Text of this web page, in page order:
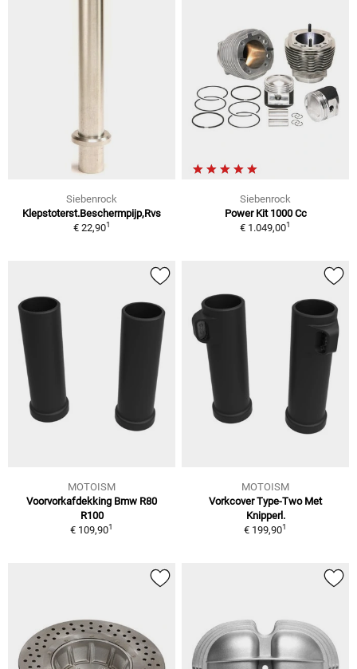
Siebenrock
Klepstoterst.Beschermpijp,Rvs
€ 22,901
Siebenrock
Power Kit 1000 Cc
€ 1.049,001
MOTOISM
Voorvorkafdekking Bmw R80
R100
€ 109,901
MOTOISM
Vorkcover Type-Two Met
Knipperl.
€ 199,901